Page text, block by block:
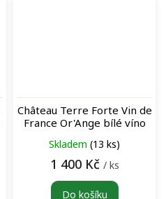
Château Terre Forte Vin de
France Or'Ange bílé víno
Skladem (13 ks)
1 400 Kč / ks
Do košíku